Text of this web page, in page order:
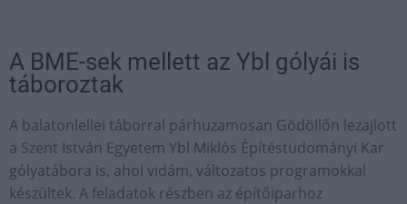
A BME-sek mellett az Ybl gólyái is
táboroztak
A balatonlellei táborral párhuzamosan Gödöllőn lezajlott
a Szent István Egyetem Ybl Miklós Építéstudományi Kar
gólyatábora is, ahol vidám, változatos programokkal
készültek. A feladatok részben az építőiparhoz